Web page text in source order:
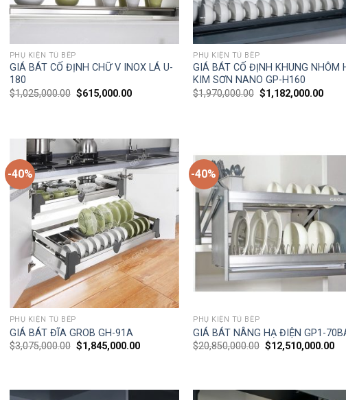
PHỤ KIỆN TỦ BẾP
GIÁ BÁT CỐ ĐỊNH CHỮ V INOX LÁ U-
180
$1,025,000.00 $615,000.00
PHỤ KIỆN TỦ BẾP
GIÁ BÁT CỐ ĐỊNH KHUNG NHÔM
KIM SƠN NANO GP-H160
$1,970,000.00 $1,182,000.00
-40%
PHỤ KIỆN TỦ BẾP
GIÁ BÁT ĐĨA GROB GH-91A
$3,075,000.00 $1,845,000.00
-40%
PHỤ KIỆN TỦ BẾP
GIÁ BÁT NÂNG HẠ ĐIỆN GP1-
$20,850,000.00 $12,510,000.00